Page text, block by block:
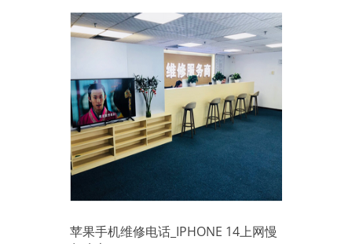
苹果手机维修电话_IPHONE 14上网慢